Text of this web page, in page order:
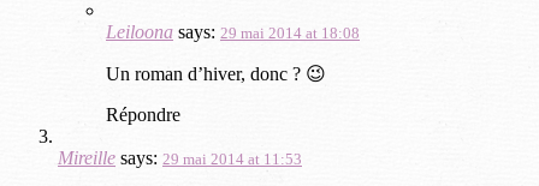
Leiloona says: 29 mai 2014 at 18:08
Un roman d’hiver, donc ? 😉
Répondre
Mireille says: 29 mai 2014 at 11:53